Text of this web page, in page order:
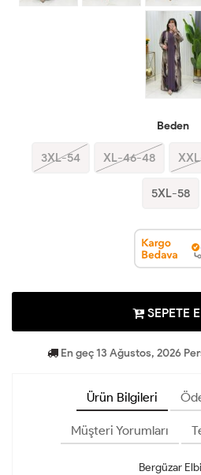
Beden
3XL-54 XL-46-48
5XL-58
SEPETE
En geç 13 Ağustos, 2026
Ürün Bilgileri
Müşteri Yorumları
Bergüzar